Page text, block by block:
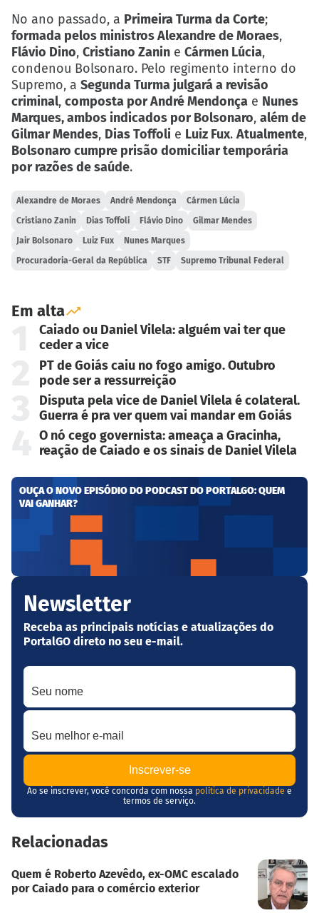
No ano passado, a Primeira Turma da Corte;
formada pelos ministros Alexandre de Moraes,
Flávio Dino, Cristiano Zanin e Cármen Lúcia,
condenou Bolsonaro. Pelo regimento interno do
Supremo, a Segunda Turma julgará a revisão
criminal, composta por André Mendonça e Nunes
Marques, ambos indicados por Bolsonaro, além de
Gilmar Mendes, Dias Toffoli e Luiz Fux. Atualmente,
Bolsonaro cumpre prisão domiciliar temporária
por razões de saúde.
Alexandre de Moraes André Mendonça Cármen Lúcia
Cristiano Zanin Dias Toffoli Flávio Dino Gilmar Mendes
Jair Bolsonaro Luiz Fux Nunes Marques
Procuradoria-Geral da República STF Supremo Tribunal Federal
Em alta
Caiado ou Daniel Vilela: alguém vai ter que
ceder a vice
PT de Goiás caiu no fogo amigo. Outubro
pode ser a ressurreição
Disputa pela vice de Daniel Vilela é colateral.
Guerra é pra ver quem vai mandar em Goiás
O nó cego governista: ameaça a Gracinha,
reação de Caiado e os sinais de Daniel Vilela
OUÇA O NOVO EPISÓDIO DO PODCAST DO PORTALGO: QUEM
VAI GANHAR?
Newsletter
Receba as principais notícias e atualizações do
PortalGO direto no seu e-mail.
Seu nome
Seu melhor e-mail
Ao se inscrever, você concorda com nossa política de privacidade e
termos de serviço.
Relacionadas
Quem é Roberto Azevêdo, ex-OMC escalado
por Caiado para o comércio exterior